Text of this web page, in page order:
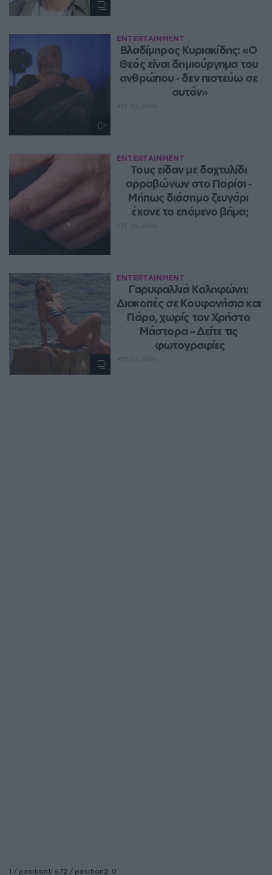
ENTERTAINMENT
Βλαδίμηρος Κυριακίδης: «Ο
Θεός είναι δημιούργημα του
ανθρώπου ‑ δεν πιστεύω σε
αυτόν»
ENTERTAINMENT
Τους είδαν με δαχτυλίδι
αρραβώνων στο Παρίσι ‑
Μήπως διάσημο ζευγάρι
έκανε το επόμενο βήμα;
ENTERTAINMENT
Γαρυφαλλιά Καληφώνη:
Διακοπές σε Κουφονήσια και
Πάρο, χωρίς τον Χρήστο
Μάστορα – Δείτε τις
φωτογραφίες
1 / position1: 672 / position2: 0